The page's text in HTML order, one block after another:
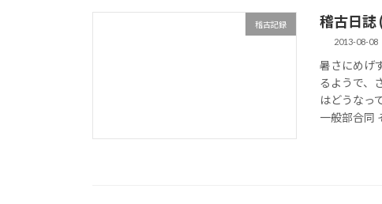
稽古記録 稽古日誌
2013-08-08
暑さにめげ
るようで、
はどうなっ
一般部合同